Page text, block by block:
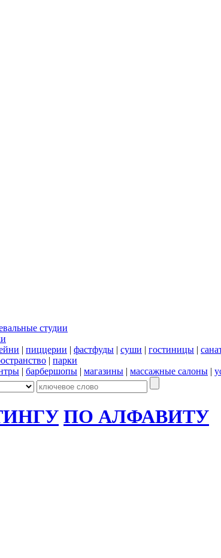
студии
| пиццерии | фастфуды | суши | гостиницы |
| парки
| барбершопы | магазины | массажные салоны |
ПО АЛФАВИТУ